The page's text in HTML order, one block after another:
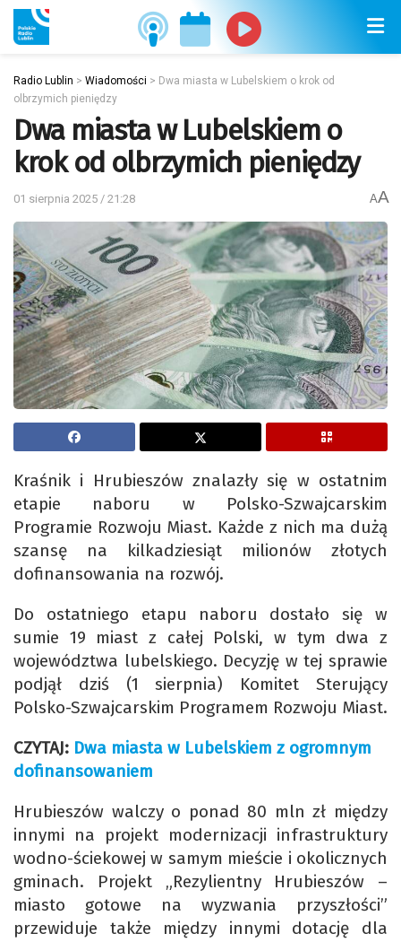
Radio Lublin > Wiadomości > Dwa miasta w Lubelskiem o krok od
olbrzymich pieniędzy
Dwa miasta w Lubelskiem o
krok od olbrzymich pieniędzy
01 sierpnia 2025 / 21:28 AA
Kraśnik i Hrubieszów znalazły się w ostatnim
etapie naboru w Polsko-Szwajcarskim
Programie Rozwoju Miast. Każde z nich ma dużą
szansę na kilkadziesiąt milionów złotych
dofinansowania na rozwój.
Do ostatniego etapu naboru dostało się w
sumie 19 miast z całej Polski, w tym dwa z
województwa lubelskiego. Decyzję w tej sprawie
podjął dziś (1 sierpnia) Komitet Sterujący
Polsko-Szwajcarskim Programem Rozwoju Miast.
CZYTAJ: Dwa miasta w Lubelskiem z ogromnym
dofinansowaniem
Hrubieszów walczy o ponad 80 mln zł między
innymi na projekt modernizacji infrastruktury
wodno-ściekowej w samym mieście i okolicznych
gminach. Projekt „Rezylientny Hrubieszów –
miasto gotowe na wyzwania przyszłości”
przewiduje także między innymi dotację dla